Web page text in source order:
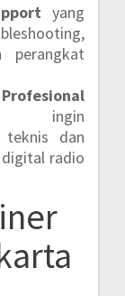
yang
perangkat
ingin
teknis dan
radio